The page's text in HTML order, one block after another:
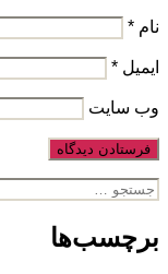
نام *
ایمیل *
وب‌ سایت
جستجوی
برچسب‌ها